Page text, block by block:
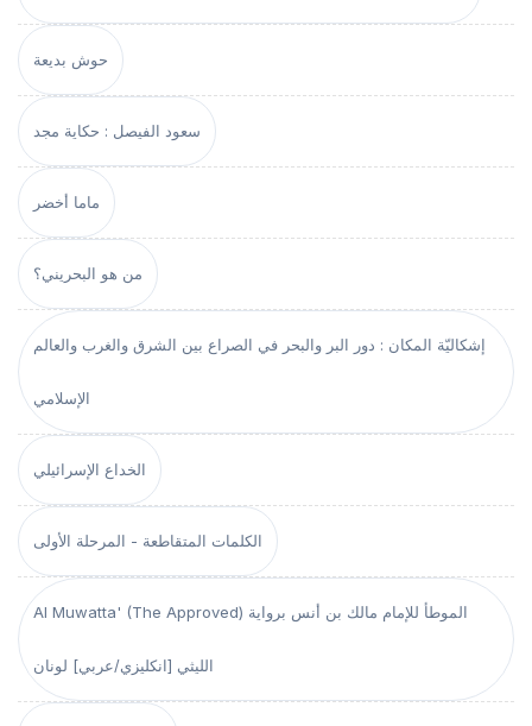
حوش بديعة
سعود الفيصل : حكاية مجد
ماما أخضر
من هو البحريني؟
إشكاليّة المكان : دور البر والبحر في الصراع بين الشرق والغرب والعالم
الإسلامي
الخداع الإسرائيلي
الكلمات المتقاطعة - المرحلة الأولى
Al Muwatta' (The Approved) الموطأ للإمام مالك بن أنس برواية
الليثي [انكليزي/عربي] لونان